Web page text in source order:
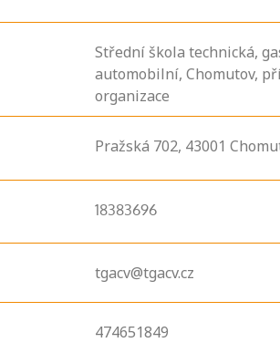
Střední škola technická,
automobilní, Chomutov,
organizace
Pražská 702, 43001
18383696
tgacv@tgacv.cz
474651849